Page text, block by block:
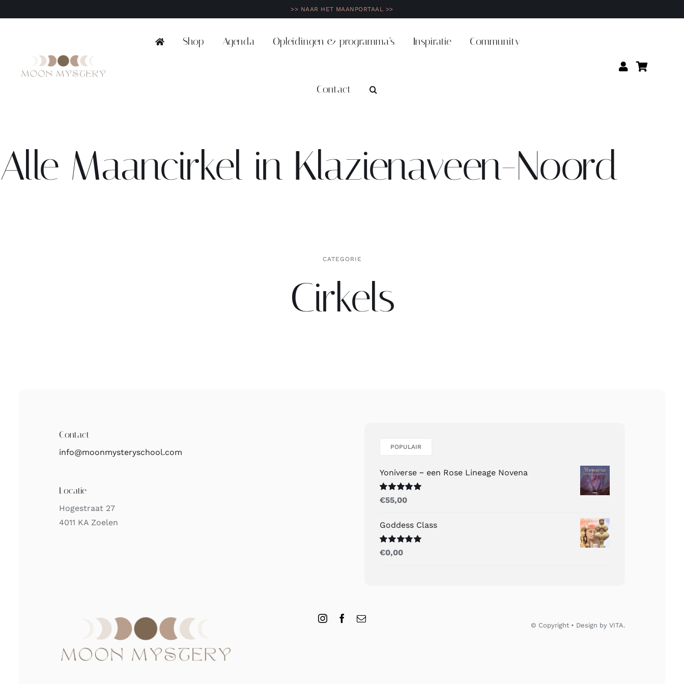
naar
>> NAAR HET MAANPORTAAL >>
Shop Agenda Opleidingen & programma’s Inspiratie Community
Contact
Alle Maancirkel in Klazienaveen-Noord
CATEGORIE
Cirkels
Contact
info@moonmysteryschool.com
Locatie
Hogestraat 27
4011 KA Zoelen
POPULAIR
Yoniverse ~ een Rose Lineage Novena
Gewaardeerd
uit 5
€55,00
Goddess Class
Gewaardeerd
5.00
€0,00
© Copyright • Design by VITA.